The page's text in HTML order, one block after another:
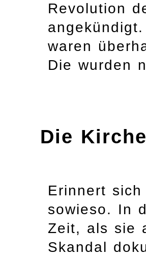
Revolution
waren
Die wurden
Die
Erinnert
sowieso. In
Zeit, als sie
Skandal